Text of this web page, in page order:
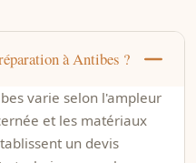
à Antibes ?
varie selon l'ampleur
et les matériaux
un devis